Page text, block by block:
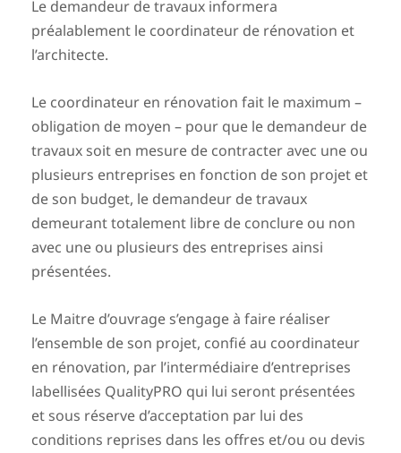
Le demandeur de travaux informera
préalablement le coordinateur de rénovation et
l’architecte.
Le coordinateur en rénovation fait le maximum –
obligation de moyen – pour que le demandeur de
travaux soit en mesure de contracter avec une ou
plusieurs entreprises en fonction de son projet et
de son budget, le demandeur de travaux
demeurant totalement libre de conclure ou non
avec une ou plusieurs des entreprises ainsi
présentées.
Le Maitre d’ouvrage s’engage à faire réaliser
l’ensemble de son projet, confié au coordinateur
en rénovation, par l’intermédiaire d’entreprises
labellisées QualityPRO qui lui seront présentées
et sous réserve d’acceptation par lui des
conditions reprises dans les offres et/ou ou devis